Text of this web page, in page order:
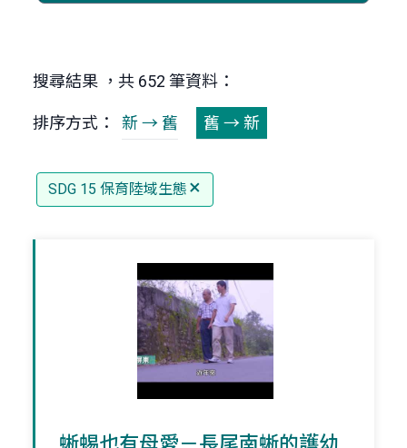
搜尋結果 ，共 652 筆資料：
排序方式： 新 → 舊 舊 → 新
SDG 15 保育陸域生態